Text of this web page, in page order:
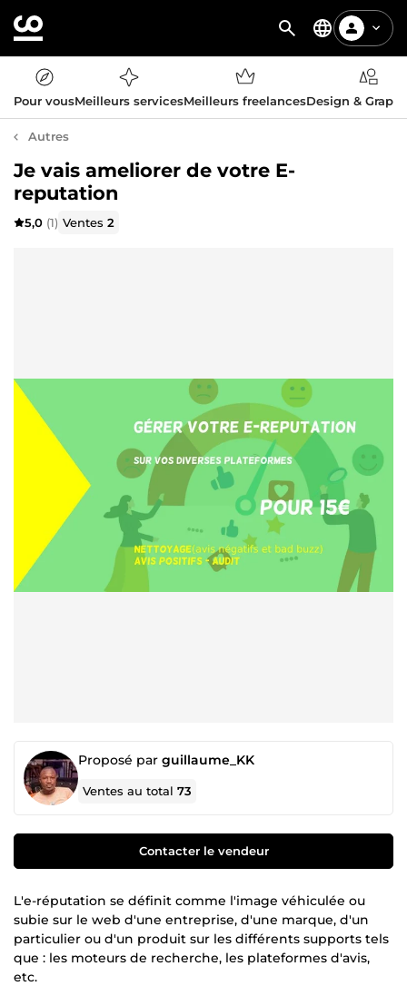
Pour vousMeilleurs servicesMeilleurs freelancesDesign &
Autres
Je vais ameliorer de votre E-
reputation
5,0 (1) Ventes2
Proposé par guillaume_KK
Ventes au total73
Contacter le vendeur
L'e-réputation se définit comme l'image véhiculée ou
subie sur le web d'une entreprise, d'une marque, d'un
particulier ou d'un produit sur les différents supports tels
que : les moteurs de recherche, les plateformes d'avis,
etc.